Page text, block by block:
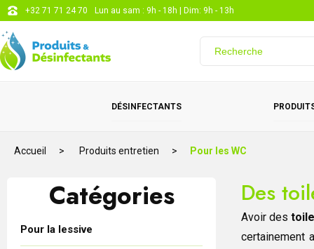
+32 71 71 24 70 Lun au sam : 9h - 18h | Dim: 9h - 13h
DÉSINFECTANTS
Accueil Produits entretien Pour les WC
Des
Avoir des
certainement
Catégories
Pour la lessive